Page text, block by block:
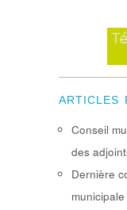
ARTICLES
Conseil
des
Dernière